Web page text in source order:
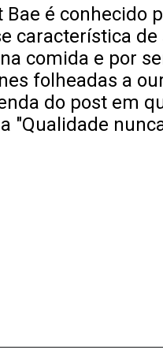
Bae é conhecido
característica de
comida e por
folheadas a
do post em
"Qualidade